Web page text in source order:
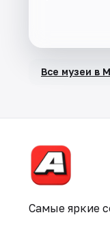
Все музеи в
Самые яркие